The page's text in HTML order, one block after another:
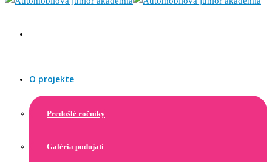
O projekte
Predošlé ročníky
Galéria podujatí